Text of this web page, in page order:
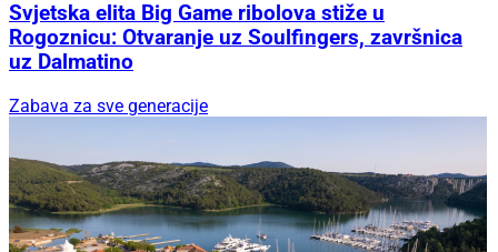
Svjetska elita Big Game ribolova stiže u
Rogoznicu: Otvaranje uz Soulfingers, završnica
uz Dalmatino
Zabava za sve generacije